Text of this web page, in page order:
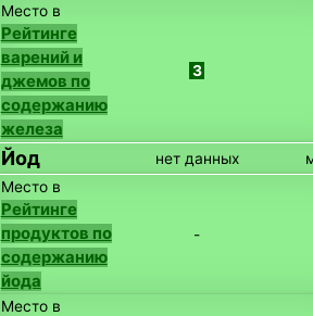
Место в
Рейтинге
варений и
джемов по
содержанию
железа
3
Йод нет данных
Место в
Рейтинге
продуктов по
содержанию
йода
-
Место в